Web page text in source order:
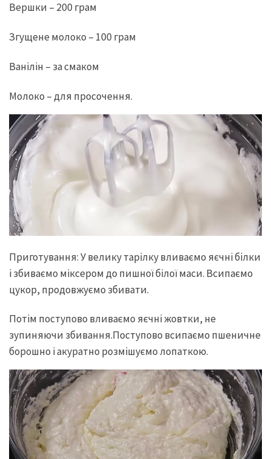
Вершки – 200 грам
Згущене молоко – 100 грам
Ванілін – за смаком
Молоко – для просочення.
Приготування: У велику тарілку вливаємо яєчні білки
і збиваємо міксером до пишної білої маси. Всипаємо
цукор, продовжуємо збивати.
Потім поступово вливаємо яєчні жовтки, не
зупиняючи збивання.Поступово всипаємо пшеничне
борошно і акуратно розмішуємо лопаткою.